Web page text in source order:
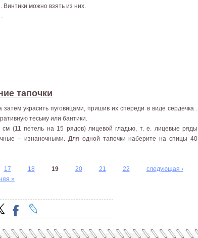
можно взять из них.
тапочки
украсить пуговицами, пришив их спереди в виде сердечка .
тесьму или бантики.
(11 петель на 15 рядов) лицевой гладью, т. е. лицевые ряды
– изнаночными. Для одной тапочки наберите на спицы 40
17 18 19 20 21 22
следующая ›
»